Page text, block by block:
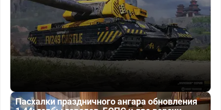
Пасхалки праздничного ангара обновления